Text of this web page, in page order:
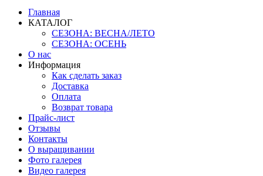
Главная
КАТАЛОГ
СЕЗОНА: ВЕСНА/ЛЕТО
СЕЗОНА: ОСЕНЬ
О нас
Информация
Как сделать заказ
Доставка
Оплата
Возврат товара
Прайс-лист
Отзывы
Контакты
О выращивании
Фото галерея
Видео галерея